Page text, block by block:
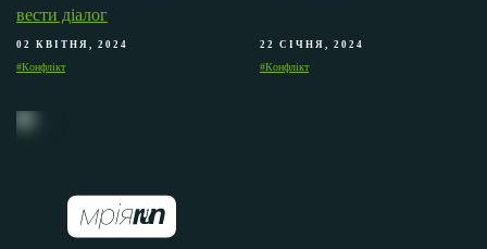
вести діалог
02 КВІТНЯ, 2024
#Конфлікт
22 СІЧНЯ, 2024
#Конфлікт